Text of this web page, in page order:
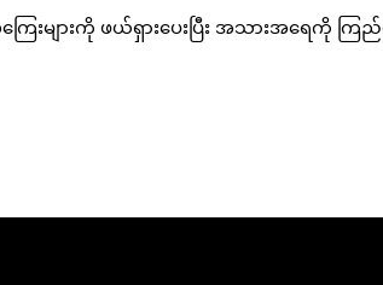
းများကို ဖယ်ရှားပေးပြီး အသားအရေကို ကြ